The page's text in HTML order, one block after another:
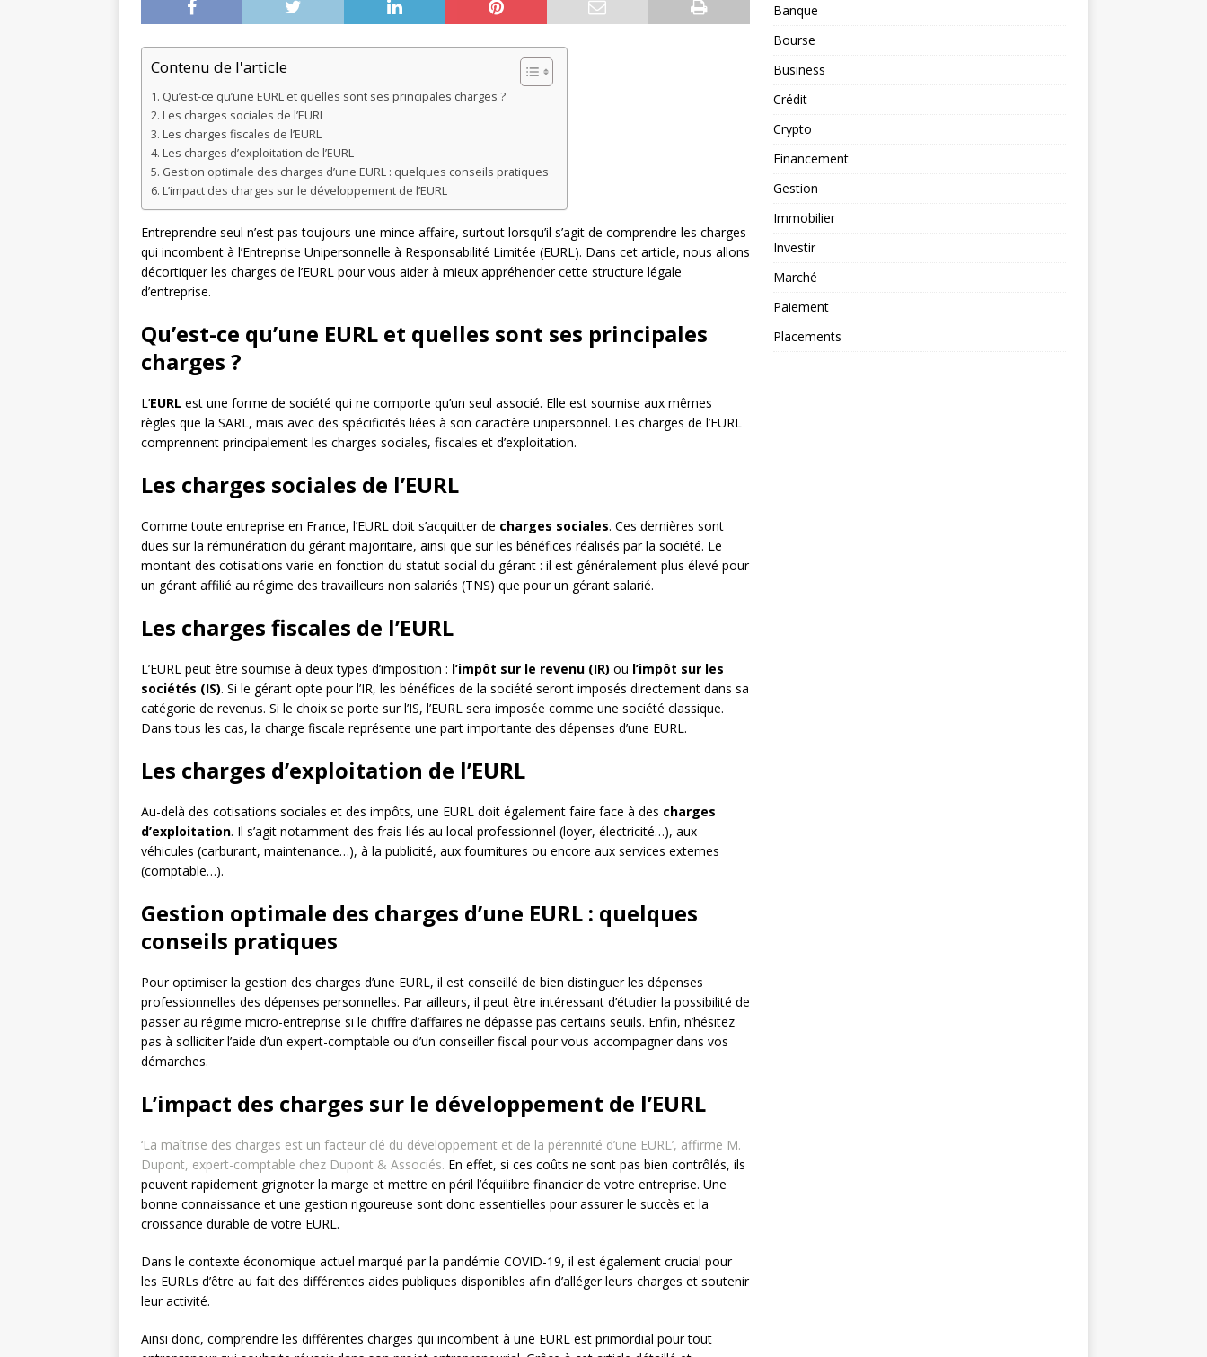
Contenu de l'article
Qu’est-ce qu’une EURL et quelles sont ses principales charges ?
Les charges sociales de l’EURL
Les charges fiscales de l’EURL
Les charges d’exploitation de l’EURL
Gestion optimale des charges d’une EURL : quelques conseils pratiques
L’impact des charges sur le développement de l’EURL
Entreprendre seul n’est pas toujours une mince affaire, surtout lorsqu’il s’agit de comprendre les charges
qui incombent à l’Entreprise Unipersonnelle à Responsabilité Limitée (EURL). Dans cet article, nous allons
décortiquer les charges de l’EURL pour vous aider à mieux appréhender cette structure légale
d’entreprise.
Qu’est-ce qu’une EURL et quelles sont ses principales
charges ?
L’EURL est une forme de société qui ne comporte qu’un seul associé. Elle est soumise aux mêmes
règles que la SARL, mais avec des spécificités liées à son caractère unipersonnel. Les charges de l’EURL
comprennent principalement les charges sociales, fiscales et d’exploitation.
Les charges sociales de l’EURL
Comme toute entreprise en France, l’EURL doit s’acquitter de charges sociales. Ces dernières sont
dues sur la rémunération du gérant majoritaire, ainsi que sur les bénéfices réalisés par la société. Le
montant des cotisations varie en fonction du statut social du gérant : il est généralement plus élevé pour
un gérant affilié au régime des travailleurs non salariés (TNS) que pour un gérant salarié.
Les charges fiscales de l’EURL
L’EURL peut être soumise à deux types d’imposition : l’impôt sur le revenu (IR) ou l’impôt sur les
sociétés (IS). Si le gérant opte pour l’IR, les bénéfices de la société seront imposés directement dans sa
catégorie de revenus. Si le choix se porte sur l’IS, l’EURL sera imposée comme une société classique.
Dans tous les cas, la charge fiscale représente une part importante des dépenses d’une EURL.
Les charges d’exploitation de l’EURL
Au-delà des cotisations sociales et des impôts, une EURL doit également faire face à des charges
d’exploitation. Il s’agit notamment des frais liés au local professionnel (loyer, électricité…), aux
véhicules (carburant, maintenance…), à la publicité, aux fournitures ou encore aux services externes
(comptable…).
Gestion optimale des charges d’une EURL : quelques
conseils pratiques
Pour optimiser la gestion des charges d’une EURL, il est conseillé de bien distinguer les dépenses
professionnelles des dépenses personnelles. Par ailleurs, il peut être intéressant d’étudier la possibilité de
passer au régime micro-entreprise si le chiffre d’affaires ne dépasse pas certains seuils. Enfin, n’hésitez
pas à solliciter l’aide d’un expert-comptable ou d’un conseiller fiscal pour vous accompagner dans vos
démarches.
L’impact des charges sur le développement de l’EURL
‘La maîtrise des charges est un facteur clé du développement et de la pérennité d’une EURL’, affirme M.
Dupont, expert-comptable chez Dupont & Associés. En effet, si ces coûts ne sont pas bien contrôlés, ils
peuvent rapidement grignoter la marge et mettre en péril l’équilibre financier de votre entreprise. Une
bonne connaissance et une gestion rigoureuse sont donc essentielles pour assurer le succès et la
croissance durable de votre EURL.
Dans le contexte économique actuel marqué par la pandémie COVID-19, il est également crucial pour
les EURLs d’être au fait des différentes aides publiques disponibles afin d’alléger leurs charges et soutenir
leur activité.
Ainsi donc, comprendre les différentes charges qui incombent à une EURL est primordial pour tout
Banque
Bourse
Business
Crédit
Crypto
Financement
Gestion
Immobilier
Investir
Marché
Paiement
Placements